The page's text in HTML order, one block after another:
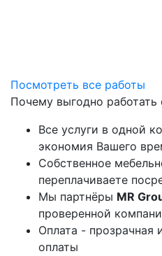
Посмотреть все работы
Почему выгодно работать
Все услуги в одной
экономия Вашего
Собственное
переплачиваете
Мы партнёры MR
проверенной
Оплата - прозрачная
оплаты